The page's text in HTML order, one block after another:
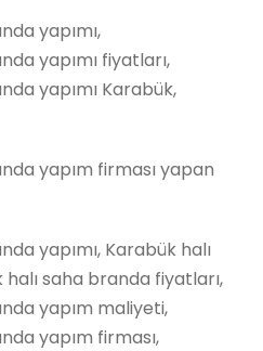
yapımı,
yapımı fiyatları,
yapımı Karabük,
yapım firması yapan
yapımı, Karabük halı
saha branda fiyatları,
yapım maliyeti,
yapım firması,